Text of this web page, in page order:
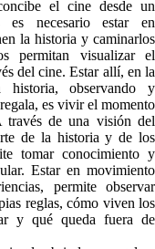
el cine desde un
es necesario estar en
la historia y caminarlos
permitan visualizar el
del cine. Estar allí, en la
historia, observando y
es vivir el momento
través de una visión del
de la historia y de los
tomar conocimiento y
Estar en movimiento
permite observar
reglas, cómo viven los
y qué queda fuera de